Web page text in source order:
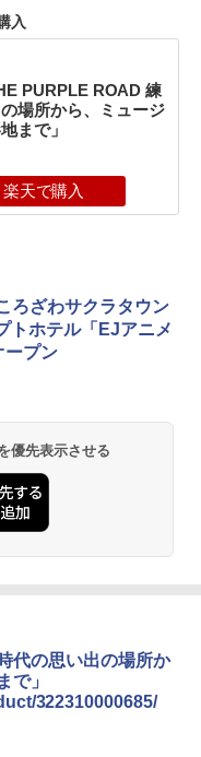
入
PURPLE ROAD 練
場所から、ミュージ
まで」
楽天で購入
ろざわサクラタウン
トホテル「EJアニメ
ープン
優先表示させる
代の思い出の場所か
で」
322310000685/